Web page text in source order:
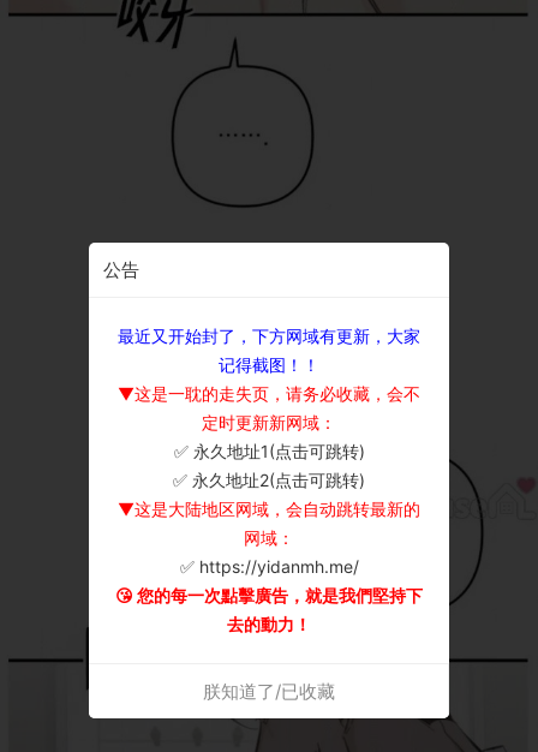
公告
最近又开始封了，下方网域有更新，大家
记得截图！！
▼这是一耽的走失页，请务必收藏，会不
定时更新新网域：
✅ 永久地址1(点击可跳转)
✅ 永久地址2(点击可跳转)
▼这是大陆地区网域，会自动跳转最新的
网域：
✅ https://yidanmh.me/
😘 您的每一次點擊廣告，就是我們堅持下
去的動力！
朕知道了/已收藏